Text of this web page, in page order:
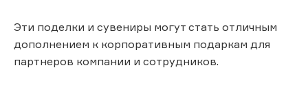
Эти поделки и сувениры могут стать отличным
дополнением к корпоративным подаркам для
партнеров компании и сотрудников.